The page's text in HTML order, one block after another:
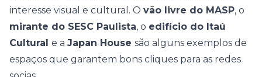
interesse visual e cultural. O vão livre do MASP, o
mirante do SESC Paulista, o edifício do Itaú
Cultural e a Japan House são alguns exemplos de
espaços que garantem bons cliques para as redes